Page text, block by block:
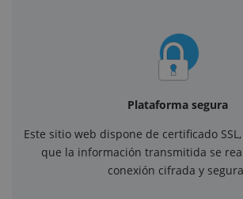
Plataforma segura
Este sitio web dispone de certificado
que la información transmitida se
conexión cifrada y